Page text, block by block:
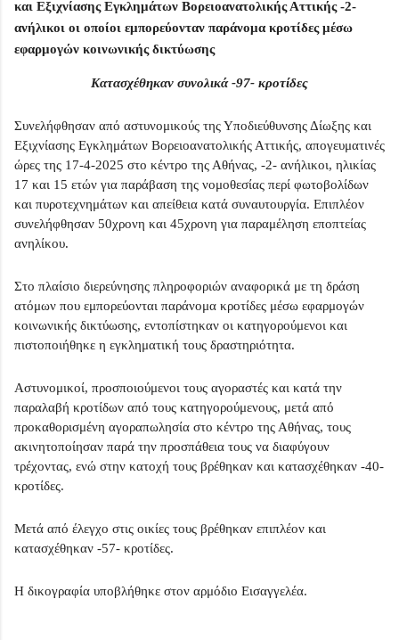
και Εξιχνίασης Εγκλημάτων Βορειοανατολικής Αττικής -2-
ανήλικοι οι οποίοι εμπορεύονταν παράνομα κροτίδες μέσω
εφαρμογών κοινωνικής δικτύωσης
Κατασχέθηκαν συνολικά -97- κροτίδες
Συνελήφθησαν από αστυνομικούς της Υποδιεύθυνσης Δίωξης και
Εξιχνίασης Εγκλημάτων Βορειοανατολικής Αττικής, απογευματινές
ώρες της 17-4-2025 στο κέντρο της Αθήνας, -2- ανήλικοι, ηλικίας
17 και 15 ετών για παράβαση της νομοθεσίας περί φωτοβολίδων
και πυροτεχνημάτων και απείθεια κατά συναυτουργία. Επιπλέον
συνελήφθησαν 50χρονη και 45χρονη για παραμέληση εποπτείας
ανηλίκου.
Στο πλαίσιο διερεύνησης πληροφοριών αναφορικά με τη δράση
ατόμων που εμπορεύονται παράνομα κροτίδες μέσω εφαρμογών
κοινωνικής δικτύωσης, εντοπίστηκαν οι κατηγορούμενοι και
πιστοποιήθηκε η εγκληματική τους δραστηριότητα.
Αστυνομικοί, προσποιούμενοι τους αγοραστές και κατά την
παραλαβή κροτίδων από τους κατηγορούμενους, μετά από
προκαθορισμένη αγοραπωλησία στο κέντρο της Αθήνας, τους
ακινητοποίησαν παρά την προσπάθεια τους να διαφύγουν
τρέχοντας, ενώ στην κατοχή τους βρέθηκαν και κατασχέθηκαν -40-
κροτίδες.
Μετά από έλεγχο στις οικίες τους βρέθηκαν επιπλέον και
κατασχέθηκαν -57- κροτίδες.
Η δικογραφία υποβλήθηκε στον αρμόδιο Εισαγγελέα.